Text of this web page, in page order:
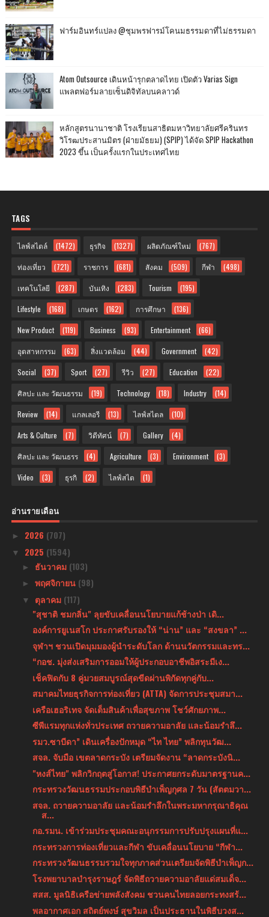
ฟาร์มอินทร์แปลง @ชุมพรฟารม์โคนมธรรมดาที่ไม่ธรรมดา
Atom Outsource เดินหน้ารุกตลาดไทย เปิดตัว Varias Sign
แพลตฟอร์มลายเซ็นดิจิทัลบนคลาวด์
หลักสูตรนานาชาติ โรงเรียนสาธิตมหาวิทยาลัยศรีครินทร
วิโรฒประสานมิตร (ฝ่ายมัธยม) (SPIP) ได้จัด SPIP Hackathon
2023 ขึ้น เป็นครั้งแรกในประเทศไทย
TAGS
ไลฟ์สไตล์ (1472) ธุรกิจ (1327) ผลิตภัณฑ์ใหม่ (767)
ท่องเที่ยว (721) ราชการ (681) สังคม (509) กีฬา (498)
เทคโนโลยี (287) บันเทิง (283) Tourism (195)
Lifestyle (168) เกษตร (162) การศึกษา (136)
New Product (119) Business (93) Entertainment (66)
อุตสาหกรรม (63) สิ่งแวดล้อม (44) Government (42)
Social (37) Sport (27) รีวิว (27) Education (22)
ศิลปะ และ วัฒนธรรม (19) Technology (18) Industry (14)
Review (14) แกลเลอรี (13) ไลฟ์สไตล (10)
Arts & Culture (7) วิดีทัศน์ (7) Gallery (4)
ศิลปะ และ วัฒนธรร (4) Agriculture (3) Environment (3)
Video (3) ธุรกิ (2) ไลฟ์สไต (1)
อ่านรายเดือน
► 2026 (707)
▼ 2025 (1594)
► ธันวาคม (103)
► พฤศจิกายน (98)
▼ ตุลาคม (117)
"สุชาติ ชมกลิ่น" ลุยขับเคลื่อนนโยบายแก้ช้างป่า เดิ...
องค์การยูเนสโก ประกาศรับรองให้ “น่าน” และ “สงขลา” ...
จุฬาฯ ชวนเปิดมุมมองผู้นำระดับโลก ด้านนวัตกรรมและทร...
“กอช. มุ่งส่งเสริมการออมให้ผู้ประกอบอาชีพอิสระมีเง...
เช็คฟิดกับ 8 คู่มวยสมบูรณ์สุดขีดผ่านพิกัดทุกคู่กับ...
สมาคมไทยธุรกิจการท่องเที่ยว (ATTA) จัดการประชุมสมา...
เครือเฮอริเทจ จัดเต็มสินค้าเพื่อสุขภาพ โชว์ศักยภาพ...
ซีพีแรมทุกแห่งทั่วประเทศ ถวายความอาลัย และน้อมรำลึ...
รมว.ซาบีดา” เดินเครื่องปักหมุด “ไท ไทย” พลิกทุนวัฒ...
สจล. จับมือ เขตลาดกระบัง เตรียมจัดงาน “ลาดกระบังนิ...
"หงส์ไทย" พลิกวิกฤตสู่โอกาส! ประกาศยกระดับมาตรฐานค...
กระทรวงวัฒนธรรมประกอบพิธีบำเพ็ญกุศล 7 วัน (สัตตมวา...
สจล. ถวายความอาลัย และน้อมรำลึกในพระมหากรุณาธิคุณ
ส...
กอ.รมน. เข้าร่วมประชุมคณะอนุกรรมการปรับปรุงแผนที่แ...
กระทรวงการท่องเที่ยวและกีฬา ขับเคลื่อนนโยบาย “กีฬา...
กระทรวงวัฒนธรรมรวมใจทุกภาคส่วนเตรียมจัดพิธีบำเพ็ญก...
โรงพยาบาลบำรุงราษฎร์ จัดพิธีถวายความอาลัยแด่สมเด็จ...
สสส. มูลนิธิเครือข่ายพลังสังคม ชวนคนไทยลอยกระทงสร้...
พลอากาศเอก สถิตย์พงษ์ สุขวิมล เป็นประธานในพิธีบวงส...